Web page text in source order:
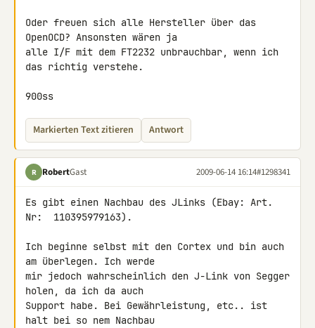
Oder freuen sich alle Hersteller über das
OpenOCD? Ansonsten wären ja
alle I/F mit dem FT2232 unbrauchbar, wenn ich
das richtig verstehe.
900ss
Markierten Text zitieren Antwort
R RobertGast 2009-06-14 16:14#1298341
Es gibt einen Nachbau des JLinks (Ebay: Art.
Nr:  110395979163).
Ich beginne selbst mit den Cortex und bin auch
am überlegen. Ich werde
mir jedoch wahrscheinlich den J-Link von Segger
holen, da ich da auch
Support habe. Bei Gewährleistung, etc.. ist
halt bei so nem Nachbau